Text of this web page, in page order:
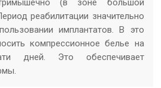
(в зоне большой
реабилитации значительно
имплантатов. В это
компрессионное белье на
дней. Это обеспечивает